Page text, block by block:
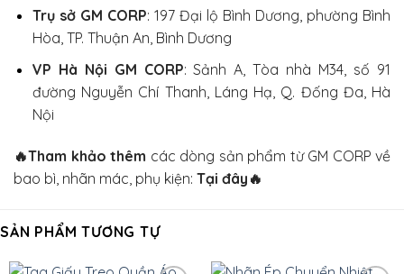
Trụ sở GM CORP: 197 Đại lộ Bình Dương, phường Bình
Hòa, TP. Thuận An, Bình Dương
VP Hà Nội GM CORP:Sảnh A, Tòa nhà M34, số 91
đường Nguyễn Chí Thanh, Láng Hạ, Q. Đống Đa, Hà
Nội
🔥Tham khảo thêm các dòng sản phẩm từ GM CORP về
bao bì, nhãn mác, phụ kiện: Tại đây 🔥
SẢN PHẨM TƯƠNG TỰ